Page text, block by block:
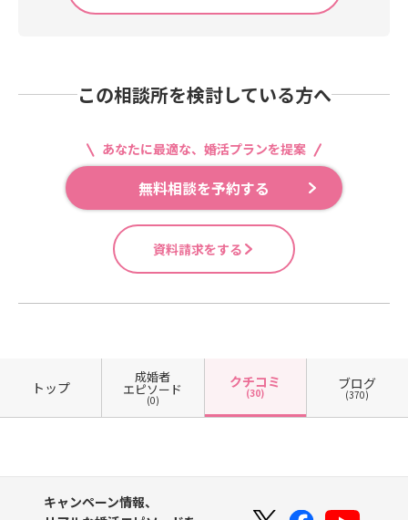
この相談所を検討している方へ
あなたに最適な、婚活プランを提案
無料相談を予約する
資料請求をする
トップ
成婚者
エピソード
(0)
クチコミ
(30)
ブログ
(370)
キャンペーン情報、